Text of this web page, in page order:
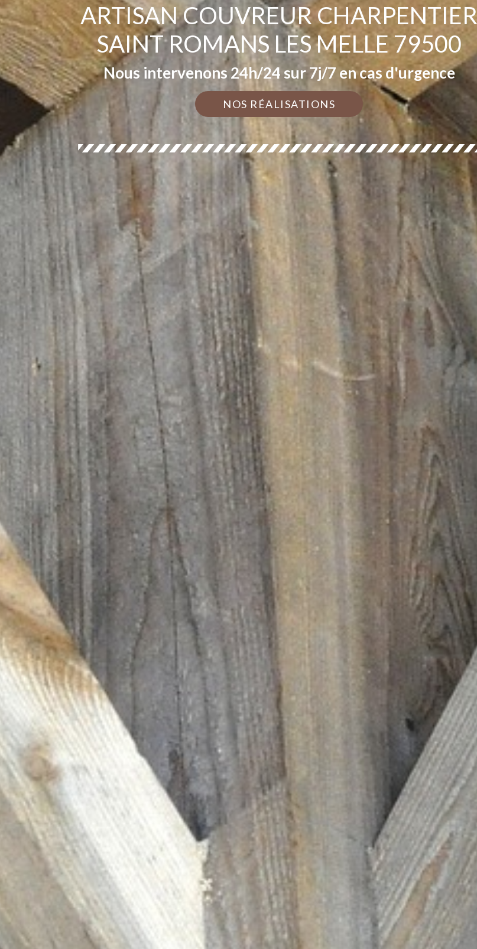
ARTISAN COUVREUR CHARPENTIER
SAINT ROMANS LES MELLE 79500
Nous intervenons 24h/24 sur 7j/7 en cas d'urgence
NOS RÉALISATIONS